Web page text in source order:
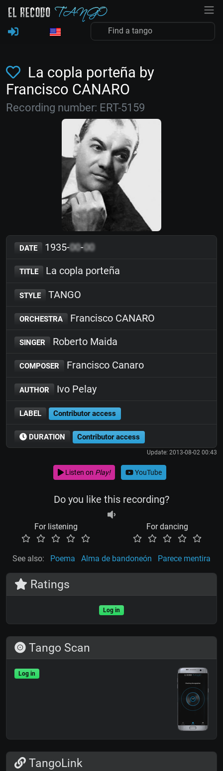
La copla porteña by
Francisco CANARO
Recording number: ERT-5159
DATE 1935-00-00
TITLE La copla porteña
STYLE TANGO
ORCHESTRA Francisco CANARO
SINGER Roberto Maida
COMPOSER Francisco Canaro
AUTHOR Ivo Pelay
LABEL Contributor access
DURATION Contributor access
Update: 2013-08-02 00:43
Listen on Play! YouTube
Do you like this recording?
For listening For dancing
See also: Poema Alma de bandoneón Parece mentira
Ratings
Log in
Tango Scan
Log in
TangoLink